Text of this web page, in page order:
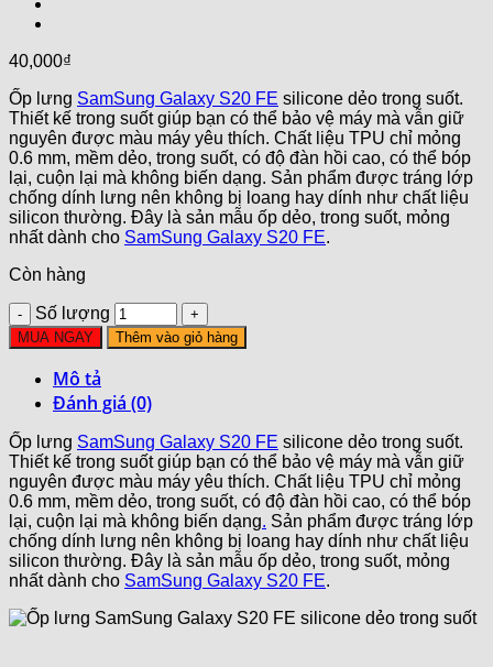
40,000₫
Ốp lưng SamSung Galaxy S20 FE silicone dẻo trong suốt.
Thiết kế trong suốt giúp bạn có thể bảo vệ máy mà vẫn giữ
nguyên được màu máy yêu thích. Chất liệu TPU chỉ mỏng
0.6 mm, mềm dẻo, trong suốt, có độ đàn hồi cao, có thể bóp
lại, cuộn lại mà không biến dạng. Sản phẩm được tráng lớp
chống dính lưng nên không bị loang hay dính như chất liệu
silicon thường. Đây là sản mẫu ốp dẻo, trong suốt, mỏng
nhất dành cho SamSung Galaxy S20 FE.
Còn hàng
Số lượng
MUA NGAY Thêm vào giỏ hàng
Mô tả
Đánh giá (0)
Ốp lưng SamSung Galaxy S20 FE silicone dẻo trong suốt.
Thiết kế trong suốt giúp bạn có thể bảo vệ máy mà vẫn giữ
nguyên được màu máy yêu thích. Chất liệu TPU chỉ mỏng
0.6 mm, mềm dẻo, trong suốt, có độ đàn hồi cao, có thể bóp
lại, cuộn lại mà không biến dạng. Sản phẩm được tráng lớp
chống dính lưng nên không bị loang hay dính như chất liệu
silicon thường. Đây là sản mẫu ốp dẻo, trong suốt, mỏng
nhất dành cho SamSung Galaxy S20 FE.